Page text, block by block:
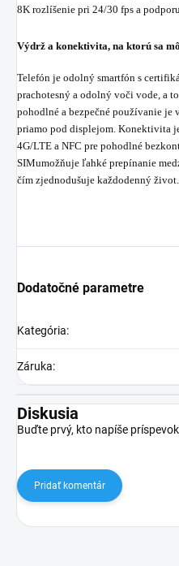
8K rozlíšenie pri 24/30 fps a
Výdrž a konektivita, na ktorú sa
Telefón je odolný smartfón s
prachotesný a odolný voči vode, a
pohodlné a bezpečné používanie
priamo pod displejom. Konektivita
4G/LTE a NFC pre pohodlné
SIMumožňuje ľahké prepínanie
čím zjednodušuje každodenný život.
Dodatočné parametre
Kategória:
Záruka:
Diskusia
Buďte prvý, kto napíše
Pridať komentár